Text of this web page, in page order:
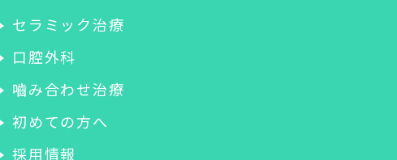
セラミック治療
口腔外科
嚙み合わせ治療
初めての方へ
採用情報